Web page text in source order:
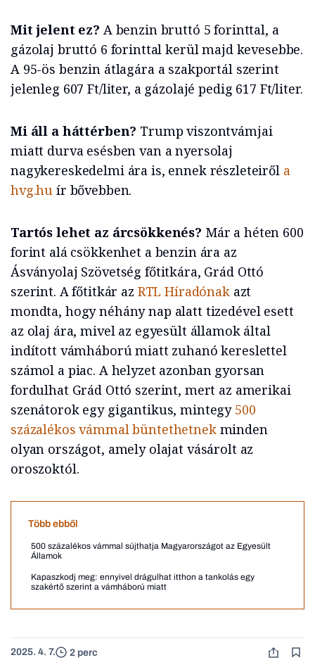
Mit jelent ez? A benzin bruttó 5 forinttal, a
gázolaj bruttó 6 forinttal kerül majd kevesebbe.
A 95-ös benzin átlagára a szakportál szerint
jelenleg 607 Ft/liter, a gázolajé pedig 617 Ft/liter.
Mi áll a háttérben? Trump viszontvámjai
miatt durva esésben van a nyersolaj
nagykereskedelmi ára is, ennek részleteiről a
hvg.hu ír bővebben.
Tartós lehet az árcsökkenés? Már a héten 600
forint alá csökkenhet a benzin ára az
Ásványolaj Szövetség főtitkára, Grád Ottó
szerint. A főtitkár az RTL Híradónakazt
mondta, hogy néhány nap alatt tizedével esett
az olaj ára, mivel az egyesült államok által
indított vámháború miatt zuhanó kereslettel
számol a piac. A helyzet azonban gyorsan
fordulhat Grád Ottó szerint, mert az amerikai
szenátorok egy gigantikus, mintegy 500
százalékos vámmal büntethetnekminden
olyan országot, amely olajat vásárolt az
oroszoktól.
Több ebből
500 százalékos vámmal sújthatja Magyarországot az Egyesült
Államok
Kapaszkodj meg: ennyivel drágulhat itthon a tankolás egy
szakértő szerint a vámháború miatt
2025. 4. 7. 2 perc